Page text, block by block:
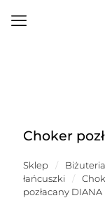
Choker
Sklep /
łańcuszki
/
pozłacany